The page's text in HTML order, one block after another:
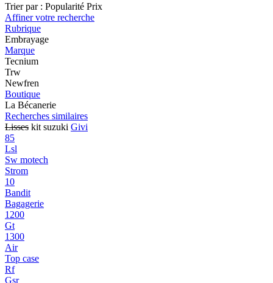
Trier par : Popularité Prix
Affiner votre recherche
Rubrique
Embrayage
Marque
Tecnium
Trw
Newfren
Boutique
La Bécanerie
Recherches similaires
Lisses kit suzuki Givi
85
Lsl
Sw motech
Strom
10
Bandit
Bagagerie
1200
Gt
1300
Air
Top case
Rf
Gsr